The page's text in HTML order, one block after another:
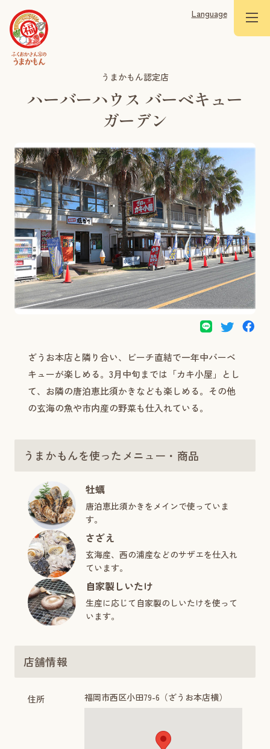
Language
うまかもん認定店
ハーバーハウス バーベキュー
ガーデン
ざうお本店と隣り合い、ビーチ直結で一年中バーベ
キューが楽しめる。3月中旬までは「カキ小屋」とし
て、お隣の唐泊恵比須かきなども楽しめる。その他
の玄海の魚や市内産の野菜も仕入れている。
うまかもんを使ったメニュー・商品
牡蠣
唐泊恵比須かきをメインで使っていま
す。
さざえ
玄海産、西の浦産などのサザエを仕入れ
ています。
自家製しいたけ
生産に応じて自家製のしいたけを使って
います。
店舗情報
住所 福岡市西区小田79-6（ざうお本店横）